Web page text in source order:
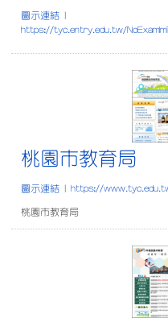
圖示連結 |
https://tyc.entry.edu.tw/
桃園市教育局
圖示連結 | https://
桃園市教育局